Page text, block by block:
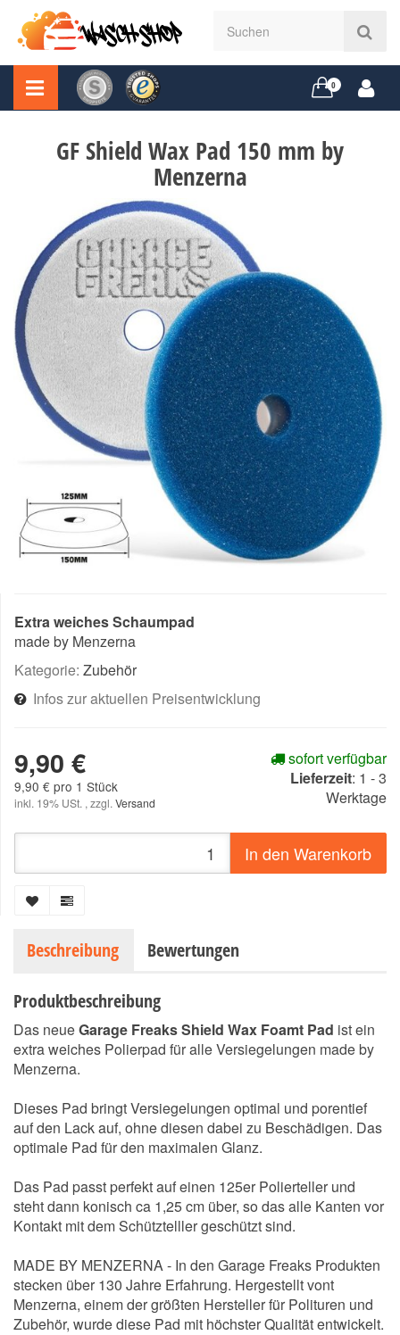
0
GF Shield Wax Pad 150 mm by
Menzerna
Extra weiches Schaumpad
made by Menzerna
Kategorie: Zubehör
Infos zur aktuellen Preisentwicklung
9,90 €
9,90 € pro 1 Stück
inkl. 19% USt. , zzgl. Versand
sofort verfügbar
Lieferzeit: 1 - 3
Werktage
In den Warenkorb
Beschreibung Bewertungen
Produktbeschreibung
Das neueGarage Freaks Shield Wax Foamt Pad ist ein
extra weiches Polierpad für alle Versiegelungen made by
Menzerna.
Dieses Pad bringt Versiegelungen optimal und porentief
auf den Lack auf, ohne diesen dabei zu Beschädigen. Das
optimale Pad für den maximalen Glanz.
Das Pad passt perfekt auf einen 125er Polierteller und
steht dann konisch ca 1,25 cm über, so das alle Kanten vor
Kontakt mit dem Schütztelller geschützt sind.
MADE BY MENZERNA - In den Garage Freaks Produkten
stecken über 130 Jahre Erfahrung. Hergestellt vont
Menzerna, einem der größten Hersteller für Polituren und
Zubehör, wurde diese Pad mit höchster Qualität entwickelt.